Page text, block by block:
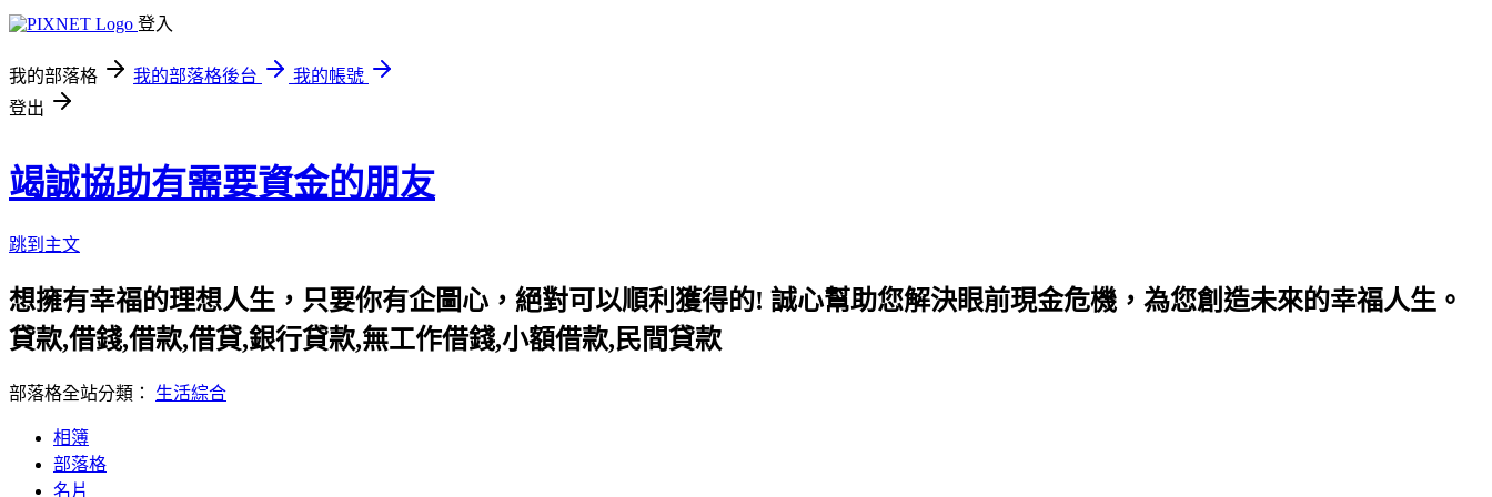
登入
我的部落格 我的部落格後台
我的帳號
登出
竭誠協助有需要資金的朋友
跳到主文
想擁有幸福的理想人生，只要你有企圖心，絕對可以順利獲得的! 誠心幫助您解決眼前現金危機，為您創造未來的幸福人生。
貸款,借錢,借款,借貸,銀行貸款,無工作借錢,小額借款,民間貸款
部落格全站分類： 生活綜合
相簿
部落格
名片